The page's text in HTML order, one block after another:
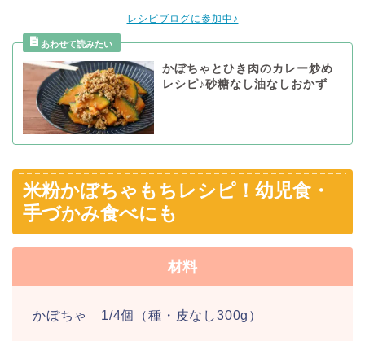
レシピブログに参加中♪
かぼちゃとひき肉のカレー炒め
レシピ♪砂糖なし油なしおかず
米粉かぼちゃもちレシピ！幼児食・
手づかみ食べにも
材料
かぼちゃ 1/4個（種・皮なし300g）